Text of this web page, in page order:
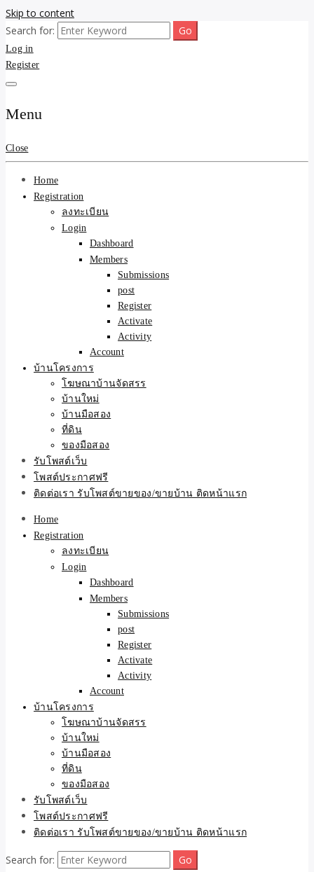
Skip to content
รับจ้างโพสต์ขายบ้าน ขาย
ของ ติดหน้าแรก Google Ai
Search ราคาถูกที่สุด! เน้น
ความคุ้มค่า "ถูกและดีมีอยู่
จริง" (เหมาะกับพ่อค้า
แม่ค้า) บริการโพสต์เว็บ
บอร์ด SEO การันตีงานดี
100% ✨
ขายบ้านไม่ออก ขายสินค้าไม่ได้ บอกเรา! รับจ้างลงโพสต์อสังหาฯ รับโพส
เว็บบอร์ดSEO ดันติดหน้าแรก Google AI ชัวร์ 🎯 … ให้เราจัดการให้! ด้วย
ระบบ AI Search & SEO ที่แม่นยำที่สุด
Search for:
Log in
Register
Menu
Close
Home
Registration
ลงทะเบียน
Login
Dashboard
Members
Submissions
post
Register
Activate
Activity
Account
บ้านโครงการ
โฆษณาบ้านจัดสรร
บ้านใหม่
บ้านมือสอง
ที่ดิน
ของมือสอง
รับโพสต์เว็บ
โพสต์ประกาศฟรี
ติดต่อเรา รับโพสต์ขายของ/ขายบ้าน ติดหน้าแรก
Home
Registration
ลงทะเบียน
Login
Dashboard
Members
Submissions
post
Register
Activate
Activity
Account
บ้านโครงการ
โฆษณาบ้านจัดสรร
บ้านใหม่
บ้านมือสอง
ที่ดิน
ของมือสอง
รับโพสต์เว็บ
โพสต์ประกาศฟรี
ติดต่อเรา รับโพสต์ขายของ/ขายบ้าน ติดหน้าแรก
Search for: